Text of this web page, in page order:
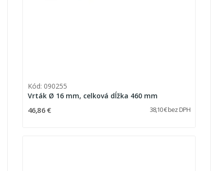
Kód: 090255
Vrták Ø 16 mm, celková dĺžka 460 mm
46,86 € 38,10 € bez DPH